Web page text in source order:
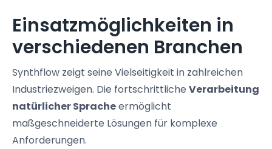
Einsatzmöglichkeiten in
verschiedenen Branchen
Synthflow zeigt seine Vielseitigkeit in zahlreichen
Industriezweigen. Die fortschrittliche Verarbeitung
natürlicher Spracheermöglicht
maßgeschneiderte Lösungen für komplexe
Anforderungen.